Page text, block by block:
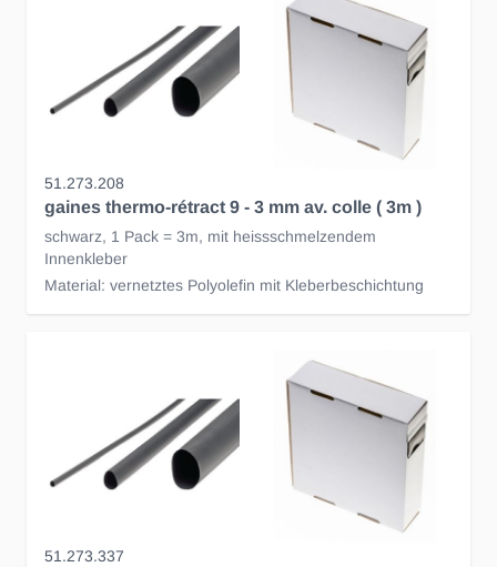
51.273.208
gaines thermo-rétract 9 - 3 mm av. colle ( 3m )
schwarz, 1 Pack = 3m, mit heissschmelzendem
Innenkleber
Material: vernetztes Polyolefin mit Kleberbeschichtung
51.273.337